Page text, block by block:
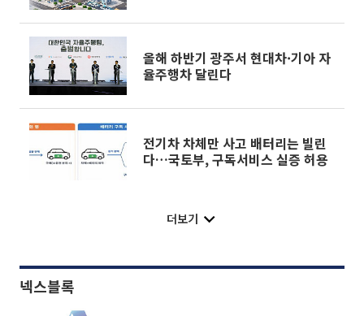
올해 하반기 광주서 현대차·기아 자
율주행차 달린다
전기차 차체만 사고 배터리는 빌린
다…국토부, 구독서비스 실증 허용
더보기
넥스블록